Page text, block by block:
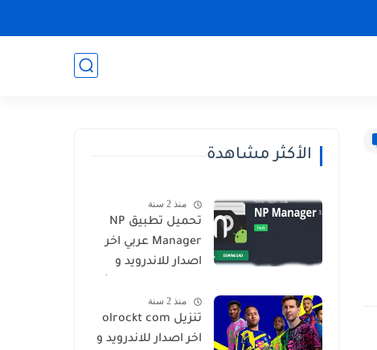
الأكثر مشاهدة
منذ 2 سنة
تحميل تطبيق NP
Manager عربي اخر
اصدار للاندرويد و
منذ 2 سنة
تنزيل olrockt com
اخر اصدار للاندرويد و